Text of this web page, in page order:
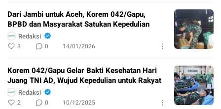
Dari Jambi untuk Aceh, Korem 042/Gapu,
BPBD dan Masyarakat Satukan Kepedulian
Redaksi
3 0 14/01/2026
Korem 042/Gapu Gelar Bakti Kesehatan Hari
Juang TNI AD, Wujud Kepedulian untuk Rakyat
Redaksi
2 0 10/12/2025